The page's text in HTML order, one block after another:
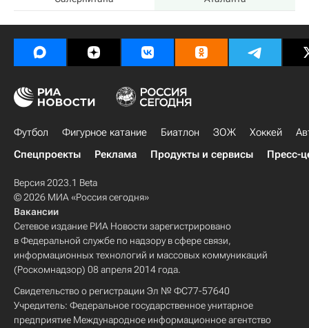
Футбол Фигурное катание Биатлон ЗОЖ Хоккей
Спецпроекты
Реклама Продукты и сервисы Пресс-
Версия 2023.1 Beta
© 2026 МИА «Россия сегодня»
Вакансии
Сетевое издание РИА Новости зарегистрировано
в Федеральной службе по надзору в сфере связи,
информационных технологий и массовых коммуникаций
(Роскомнадзор) 08 апреля 2014 года.
Свидетельство о регистрации Эл № ФС77-57640
Учредитель: Федеральное государственное унитарное
предприятие Международное информационное агентство